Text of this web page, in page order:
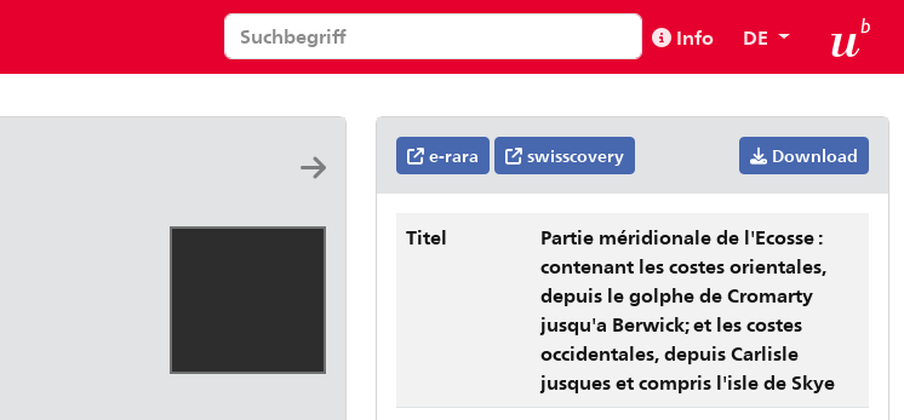
Info DE
e-rara swisscovery Download
Titel
Partie méridionale de l'Ecosse :
contenant les costes orientales,
depuis le golphe de Cromarty
jusqu'a Berwick; et les costes
occidentales, depuis Carlisle
jusques et compris l'isle de Skye